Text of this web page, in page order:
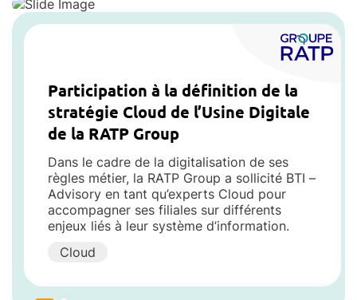
Participation à la définition de la
stratégie Cloud de l’Usine Digitale
de la RATP Group
Dans le cadre de la digitalisation de ses
règles métier, la RATP Group a sollicité BTI –
Advisory en tant qu’experts Cloud pour
accompagner ses filiales sur différents
enjeux liés à leur système d’information.
Cloud